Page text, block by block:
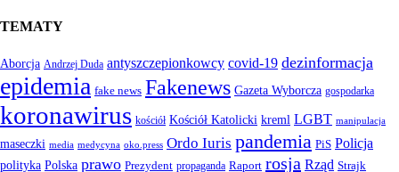
TEMATY
Aborcja Andrzej Duda antyszczepionkowcy covid-19 dezinformacja
epidemia fake news Fakenews Gazeta Wyborcza gospodarka
koronawirus kościół Kościół Katolicki kreml LGBT manipulacja
maseczki media medycyna oko.press Ordo Iuris pandemia PiS Policja
polityka Polska prawo Prezydent propaganda Raport rosja Rząd Strajk